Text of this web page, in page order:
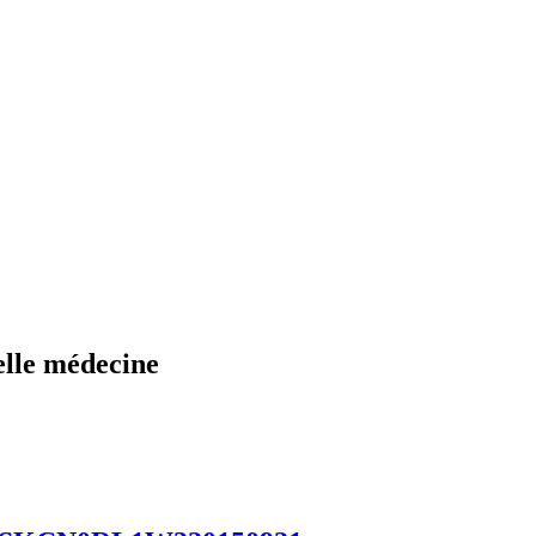
médecine